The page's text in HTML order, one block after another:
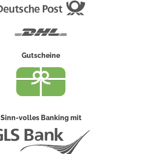
Gutscheine
Sinn-volles Banking mit